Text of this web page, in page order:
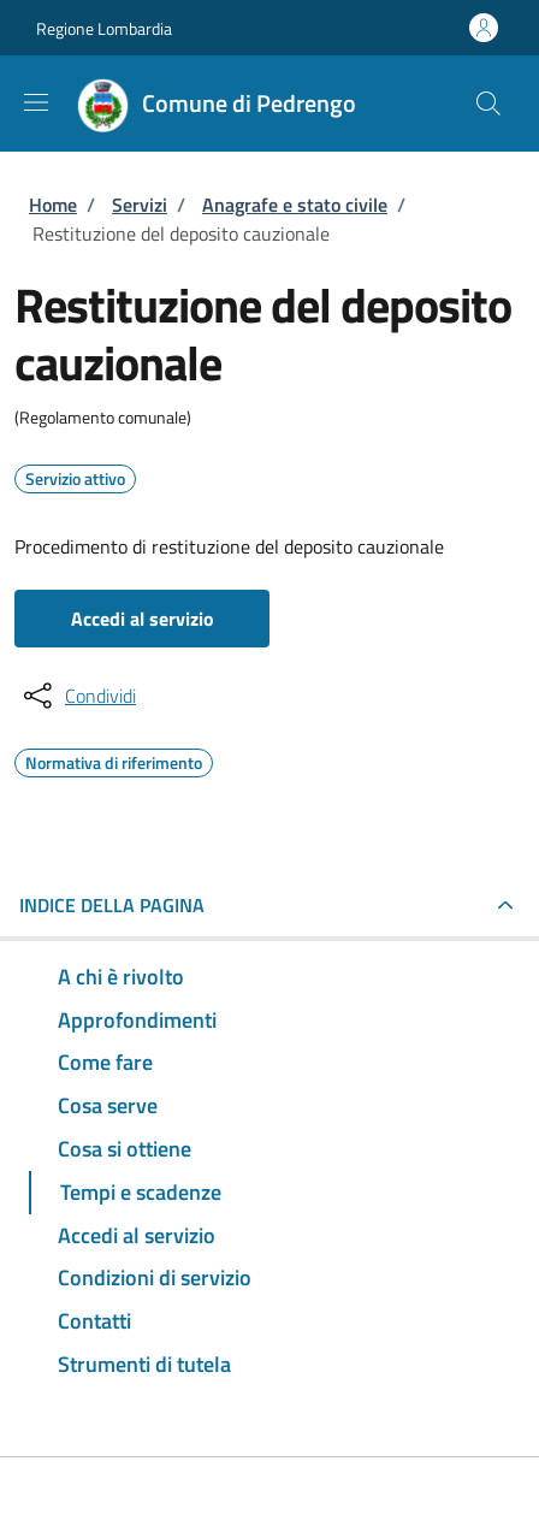
Regione Lombardia
Comune di Pedrengo
Briciole di pane
Home / Servizi / Anagrafe e stato civile /
Restituzione del deposito cauzionale
Restituzione del deposito
cauzionale
(Regolamento comunale)
Servizio attivo
Procedimento di restituzione del deposito cauzionale
Accedi al servizio
Condividi
Normativa di riferimento
INDICE DELLA PAGINA
A chi è rivolto
Approfondimenti
Come fare
Cosa serve
Cosa si ottiene
Tempi e scadenze
Accedi al servizio
Condizioni di servizio
Contatti
Strumenti di tutela